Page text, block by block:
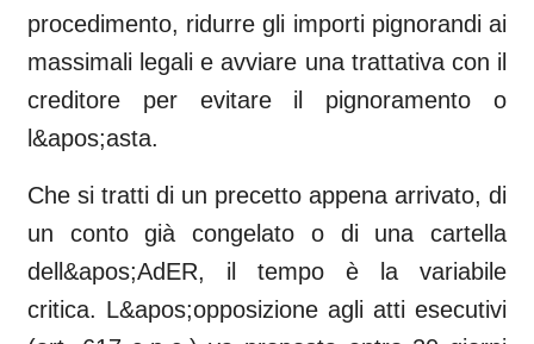
procedimento, ridurre gli importi pignorandi ai
massimali legali e avviare una trattativa con il
creditore per evitare il pignoramento o
l&apos;asta.
Che si tratti di un precetto appena arrivato, di
un conto già congelato o di una cartella
dell&apos;AdER, il tempo è la variabile
critica. L&apos;opposizione agli atti esecutivi